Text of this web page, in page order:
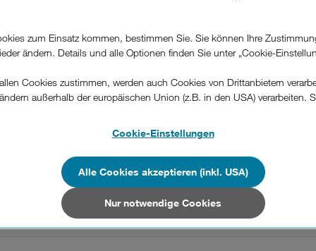
War diese Information hilfreich?
Feedback
zum Einsatz kommen, bestimmen Sie. Sie können Ihre
ändern. Details und alle Optionen finden Sie unter „Cookie-
Cookies zustimmen, werden auch Cookies von Drittanbietern
außerhalb der europäischen Union (z.B. in den USA) verarbeiten.
Unternehmen in Drittstaaten, die ein ähnliches Datenschutzniveau wie
Union aufweisen (z.B. Data Privacy Framework), werden wie
„Nur notwendige Cookies“ wählen, dann sind für Sie nur jene Cookies im
dieser Website unerlässlich sind.
Cookie-Einstellungen
Nur notwendige Cookies
Alle Cookies akzeptieren (inkl. USA)